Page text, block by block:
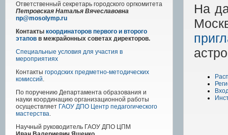
Ответственный секретарь городского оргкомитета
Петровская Наталья Вячеславовна
np@mosolymp.ru
Контакты координаторов первого и второго
этапов в межрайонных советах директоров.
Специальные условия для участия в
мероприятиях
Контакты городских предметно-методических
комиссий.
По поручению Департамента образования и
науки координацию организационной работы
осуществляет ГАОУ ДПО Центр педагогического
мастерства.
Научный руководитель ГАОУ ДПО ЦПМ
На